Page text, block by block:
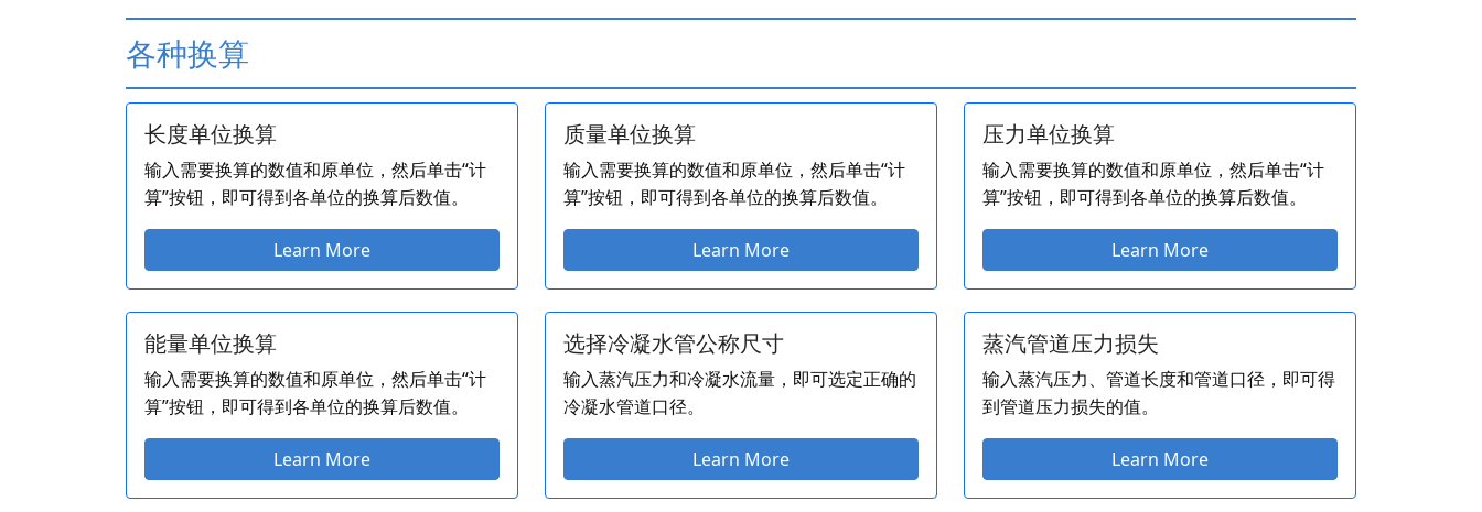
各种换算
长度单位换算
输入需要换算的数值和原单位，然后单击“计
算”按钮，即可得到各单位的换算后数值。
Learn More
质量单位换算
输入需要换算的数值和原单位，然后单击“计
算”按钮，即可得到各单位的换算后数值。
Learn More
压力单位换算
输入需要换算的数值和原单位，然后单击“计
算”按钮，即可得到各单位的换算后数值。
Learn More
能量单位换算
输入需要换算的数值和原单位，然后单击“计
算”按钮，即可得到各单位的换算后数值。
Learn More
选择冷凝水管公称尺寸
输入蒸汽压力和冷凝水流量，即可选定正确的
冷凝水管道口径。
Learn More
蒸汽管道压力损失
输入蒸汽压力、管道长度和管道口径，即可得
到管道压力损失的值。
Learn More